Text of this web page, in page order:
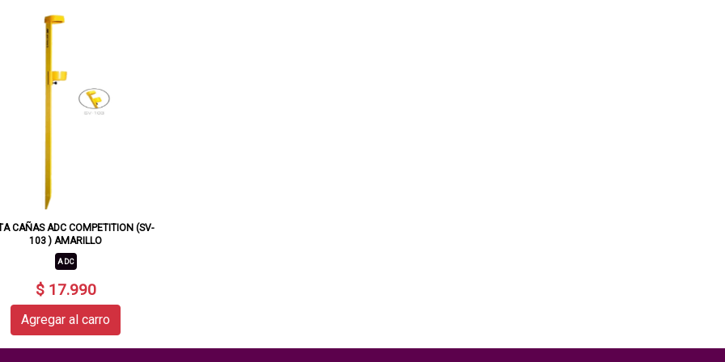
CAÑAS ADC COMPETITION (SV-
103 ) AMARILLO
ADC
$ 17.990
Agregar al carro